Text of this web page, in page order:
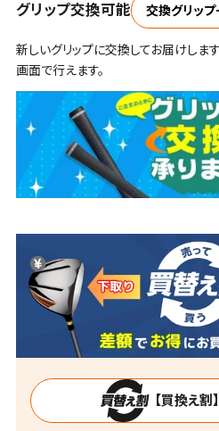
グリップ交換可能 交換グリッ
新しいグリップに交換してお届けしま
画面で行えます。
【買換え